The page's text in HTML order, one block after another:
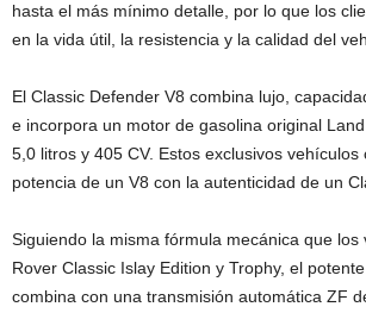
hasta el más mínimo detalle, por lo que los
en la vida útil, la resistencia y la calidad del
El Classic Defender V8 combina lujo,
e incorpora un motor de gasolina original
5,0 litros y 405 CV. Estos exclusivos vehículos
potencia de un V8 con la autenticidad de un
Siguiendo la misma fórmula mecánica que los
Rover Classic Islay Edition y Trophy, el
combina con una transmisión automática ZF